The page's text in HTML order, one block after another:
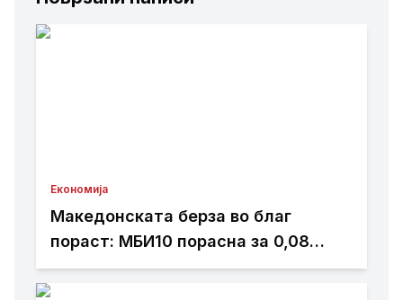
Економија
Македонската берза во благ
пораст: МБИ10 порасна за 0,08
отсто, најтргувани акциите на